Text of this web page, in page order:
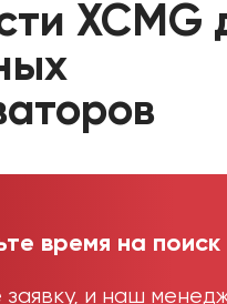
XCMG
время на поиск
заявку, и наш